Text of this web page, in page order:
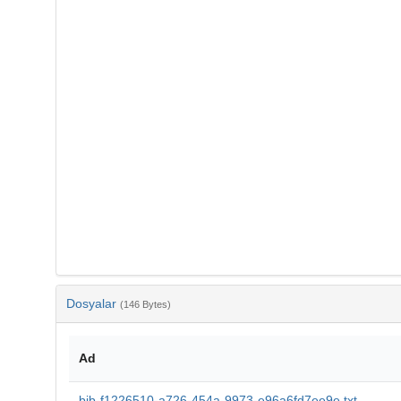
Dosyalar (146 Bytes)
Ad